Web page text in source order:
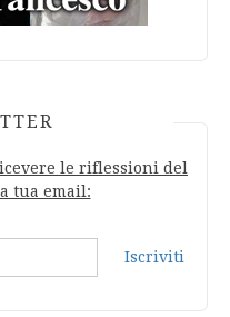
le riflessioni del
tua email:
Iscriviti